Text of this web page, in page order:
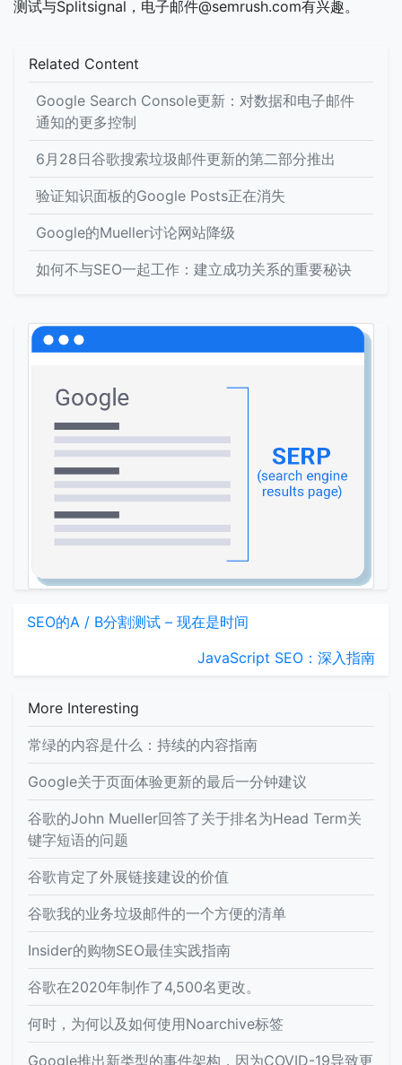
测试与Splitsignal，电子邮件@semrush.com有兴趣。
Related Content
Google Search Console更新：对数据和电子邮件
通知的更多控制
6月28日谷歌搜索垃圾邮件更新的第二部分推出
验证知识面板的Google Posts正在消失
Google的Mueller讨论网站降级
如何不与SEO一起工作：建立成功关系的重要秘诀
SEO的A / B分割测试 – 现在是时间
JavaScript SEO：深入指南
More Interesting
常绿的内容是什么：持续的内容指南
Google关于页面体验更新的最后一分钟建议
谷歌的John Mueller回答了关于排名为Head Term关
键字短语的问题
谷歌肯定了外展链接建设的价值
谷歌我的业务垃圾邮件的一个方便的清单
Insider的购物SEO最佳实践指南
谷歌在2020年制作了4,500名更改。
何时，为何以及如何使用Noarchive标签
Google推出新类型的事件架构，因为COVID-19导致更